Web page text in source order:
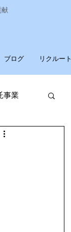
献
ブログ リクルート
事業